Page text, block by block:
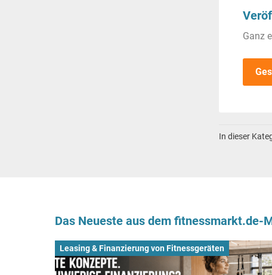
Ganz
In dieser
Das Neueste aus dem fitnessmarkt.de-
Leasing & Finanzierung von Fitnessgeräten